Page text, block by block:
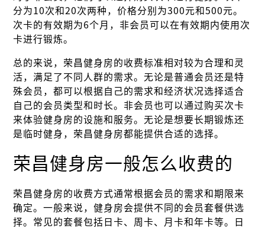
分为10次和20次两种，价格分别为300元和500元。
次卡的有效期为6个月，非会员可以在有效期内使用次
卡进行锻炼。
总的来说，荣昌健身房的收费标准相对较为合理和灵
活，满足了不同人群的需求。无论是普通会员还是特
殊会员，都可以根据自己的需求和经济状况选择适合
自己的会员类型和时长。非会员也可以通过购买次卡
来体验健身房的设施和服务。无论是想要长期锻炼还
是临时健身，荣昌健身房都能提供合适的选择。
荣昌健身房一般怎么收费的
荣昌健身房的收费方式通常根据会员的需求和期限来
确定。一般来说，健身房会提供不同的会员套餐供选
择。常见的套餐包括日卡、周卡、月卡和年卡等。日